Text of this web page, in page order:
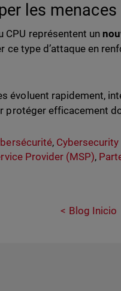
les
CPU représentent un
type d’attaque en
évoluent rapidement,
protéger efficacement
,
Provider (MSP),
Blog Inicio